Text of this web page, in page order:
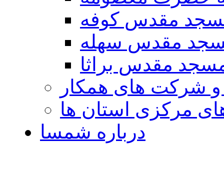
مقدس كوفه
مقدس سهله
مقدس براثا
و شرکت های همکار
مرکزی استان ها
درباره شمسا